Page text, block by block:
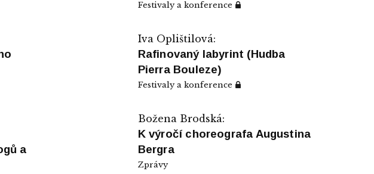
Festivaly a konference
Iva Oplištilová:
Rafinovaný labyrint (Hudba
Pierra Bouleze)
Festivaly a konference
a
Božena Brodská:
K výročí choreografa Augustina
Bergra
Zprávy